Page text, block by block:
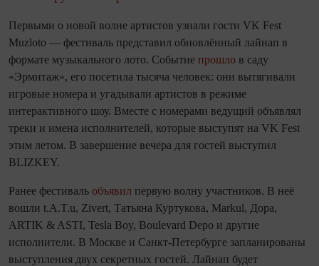
Первыми о новой волне артистов узнали гости VK Fest
Muzloto — фестиваль представил обновлённый лайнап в
формате музыкального лото. Событие прошло в саду
«Эрмитаж», его посетила тысяча человек: они вытягивали
игровые номера и угадывали артистов в режиме
интерактивного шоу. Вместе с номерами ведущий объявлял
треки и имена исполнителей, которые выступят на VK Fest
этим летом. В завершение вечера для гостей выступил
BLIZKEY.
Ранее фестиваль объявил первую волну участников. В неё
вошли t.A.T.u, Zivert, Татьяна Куртукова, Markul, Дора,
ARTIK & ASTI, Tesla Boy, Boulevard Depo и другие
исполнители. В Москве и Санкт-Петербурге запланированы
выступления двух секретных гостей. Лайнап будет